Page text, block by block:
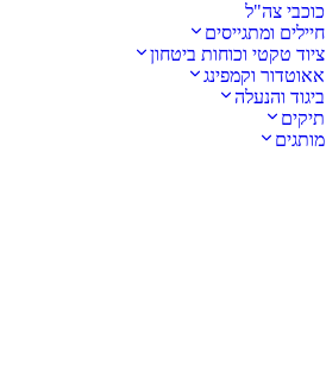
כוכבי צה"ל
חיילים ומתגייסים
ציוד טקטי וכוחות ביטחון
אאוטדור וקמפינג
ביגוד והנעלה
תיקים
מותגים